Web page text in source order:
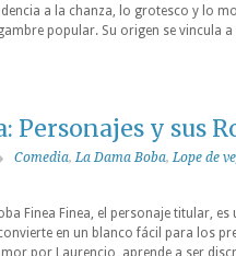
a la chanza, lo grotesco y lo
popular. Su origen se vincula a
Personajes y sus
Comedia,La Dama Boba,Lope de
Finea Finea, el personaje titular,
en un blanco fácil para los
por Laurencio, aprende a ser